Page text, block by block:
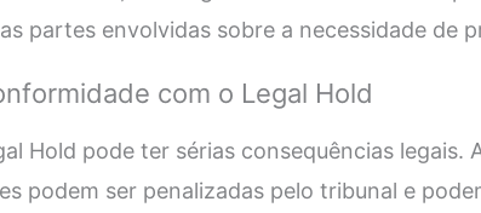
partes envolvidas sobre a necessidade de
com o Legal Hold
Hold pode ter sérias consequências legais.
podem ser penalizadas pelo tribunal e